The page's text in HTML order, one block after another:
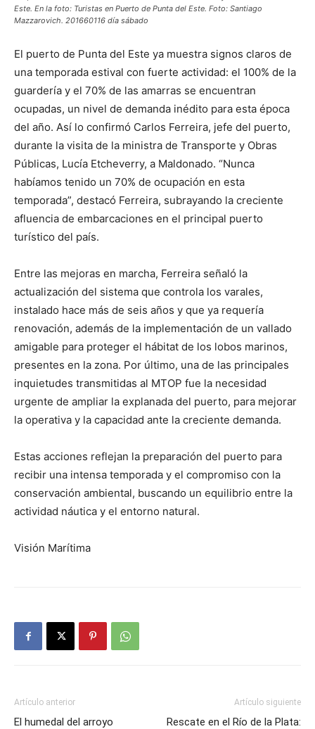
Este. En la foto: Turistas en Puerto de Punta del Este. Foto: Santiago
Mazzarovich. 201660116 día sábado
El puerto de Punta del Este ya muestra signos claros de
una temporada estival con fuerte actividad: el 100% de la
guardería y el 70% de las amarras se encuentran
ocupadas, un nivel de demanda inédito para esta época
del año. Así lo confirmó Carlos Ferreira, jefe del puerto,
durante la visita de la ministra de Transporte y Obras
Públicas, Lucía Etcheverry, a Maldonado. “Nunca
habíamos tenido un 70% de ocupación en esta
temporada”, destacó Ferreira, subrayando la creciente
afluencia de embarcaciones en el principal puerto
turístico del país.
Entre las mejoras en marcha, Ferreira señaló la
actualización del sistema que controla los varales,
instalado hace más de seis años y que ya requería
renovación, además de la implementación de un vallado
amigable para proteger el hábitat de los lobos marinos,
presentes en la zona. Por último, una de las principales
inquietudes transmitidas al MTOP fue la necesidad
urgente de ampliar la explanada del puerto, para mejorar
la operativa y la capacidad ante la creciente demanda.
Estas acciones reflejan la preparación del puerto para
recibir una intensa temporada y el compromiso con la
conservación ambiental, buscando un equilibrio entre la
actividad náutica y el entorno natural.
Visión Marítima
Artículo anterior
El humedal del arroyo
Artículo siguiente
Rescate en el Río de la Plata: